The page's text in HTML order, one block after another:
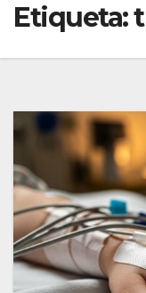
Etiqueta: